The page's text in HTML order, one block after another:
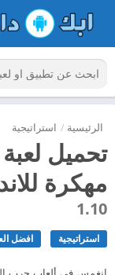
الرئيسية / استراتيجية
مهكرة
1.10
استراتيجية افضل